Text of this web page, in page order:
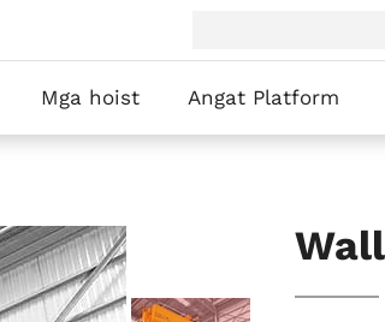
Mga hoist Angat Platform